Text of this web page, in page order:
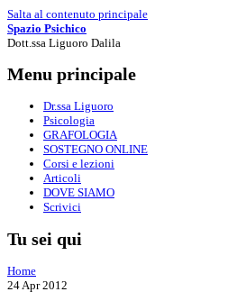
Salta al contenuto principale
Spazio Psichico
Dott.ssa Liguoro Dalila
Menu principale
Dr.ssa Liguoro
Psicologia
GRAFOLOGIA
SOSTEGNO ONLINE
Corsi e lezioni
Articoli
DOVE SIAMO
Scrivici
Tu sei qui
Home
24 Apr 2012